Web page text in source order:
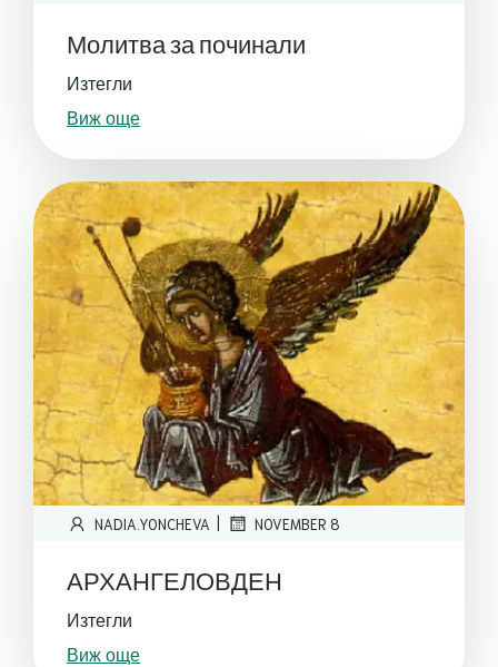
Молитва за починали
Изтегли
Виж още
NADIA.YONCHEVA | NOVEMBER 8
АРХАНГЕЛОВДЕН
Изтегли
Виж още